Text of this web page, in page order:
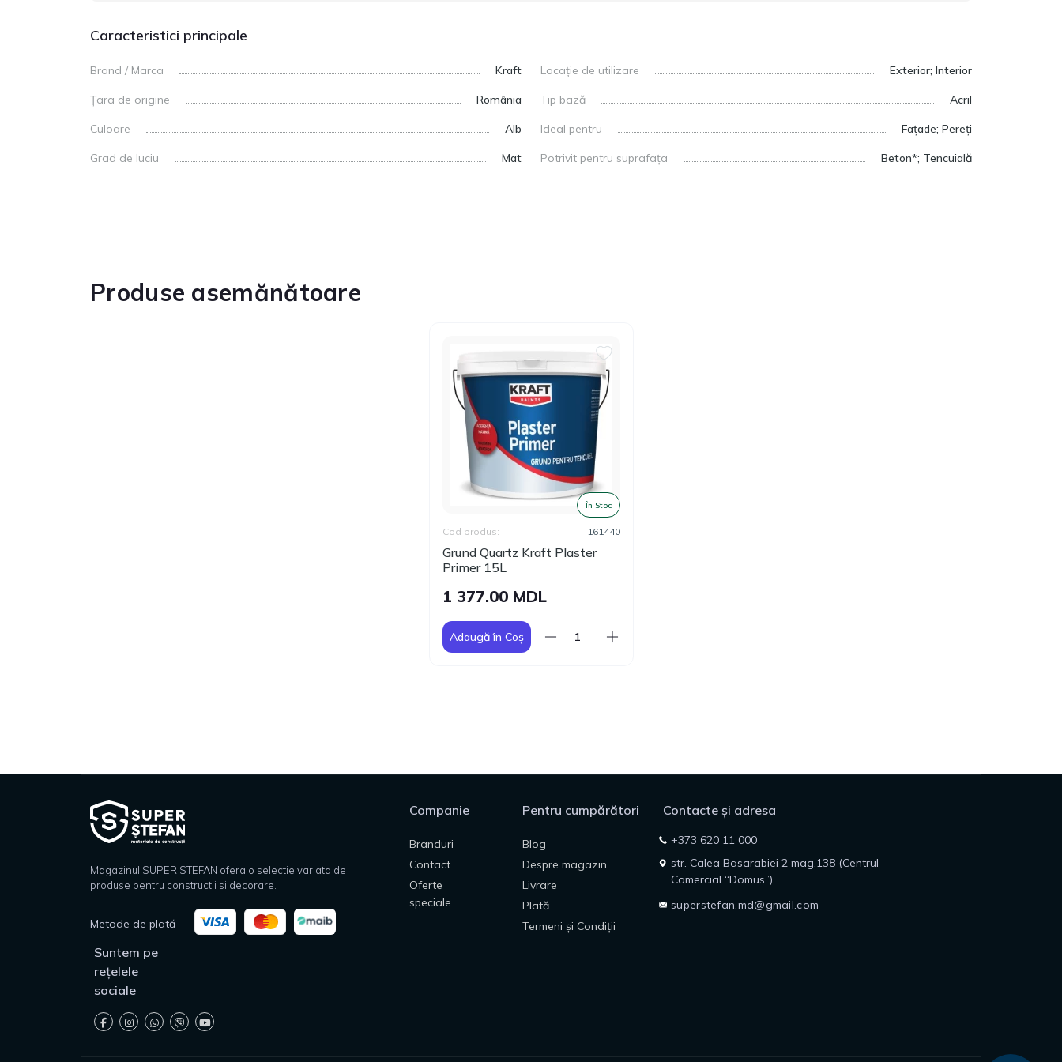
Caracteristici principale
Brand / Marca Kraft
Țara de origine România
Culoare Alb
Grad de luciu Mat
Locație de utilizare Exterior; Interior
Tip bază Acril
Ideal pentru Fațade; Pereți
Potrivit pentru suprafața Beton*; Tencuială
Produse asemănătoare
În Stoc
Grund Quartz Kraft Plaster
Primer 15L
Cod produs: 161440
1 377.00 MDL
Adaugă în Coș
Magazinul SUPER STEFAN ofera o selectie variata de
produse pentru constructii si decorare.
Metode de plată
Companie
Branduri
Contact
Oferte
speciale
Pentru cumpărători
Blog
Despre magazin
Livrare
Plată
Termeni și Condiții
Contacte și adresa
+373 620 11 000
str. Calea Basarabiei 2 mag.138 (Centrul
Comercial “Domus”)
superstefan.md@gmail.com
Suntem pe
rețelele
sociale